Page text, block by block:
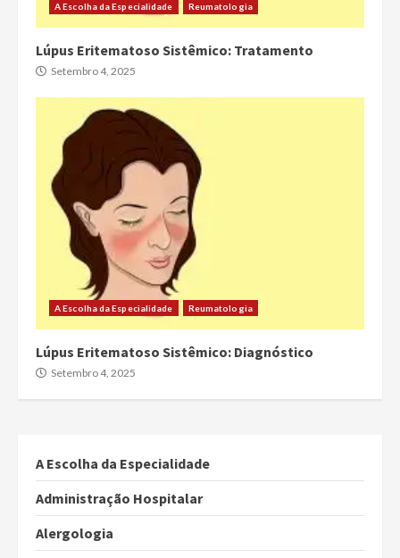
A Escolha da Especialidade Reumatologia
Lúpus Eritematoso Sistêmico: Tratamento
Setembro 4, 2025
A Escolha da Especialidade Reumatologia
Lúpus Eritematoso Sistêmico: Diagnóstico
Setembro 4, 2025
A Escolha da Especialidade
Administração Hospitalar
Alergologia